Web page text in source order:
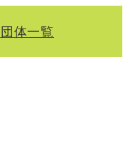
団体一覧